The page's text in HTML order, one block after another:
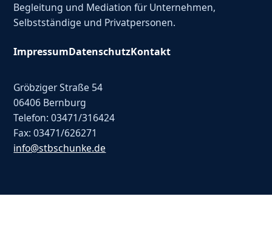
Begleitung und Mediation für Unternehmen,
Selbstständige und Privatpersonen.
ImpressumDatenschutzKontakt
Gröbziger Straße 54
06406 Bernburg
Telefon: 03471/316424
Fax: 03471/626271
info@stbschunke.de